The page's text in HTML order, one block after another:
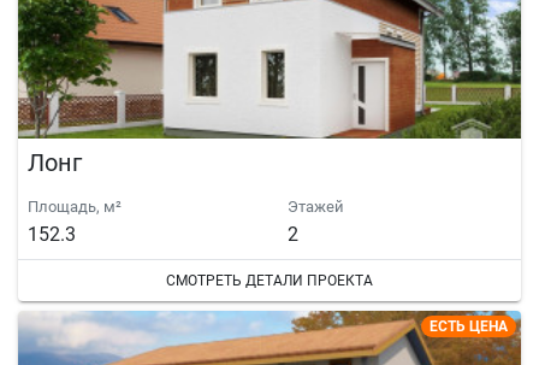
Лонг
Площадь, м²
152.3
Этажей
2
СМОТРЕТЬ ДЕТАЛИ ПРОЕКТА
ЕСТЬ ЦЕНА